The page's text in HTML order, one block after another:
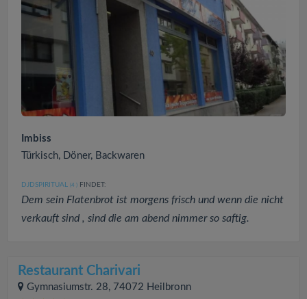
Imbiss
Türkisch, Döner, Backwaren
DJDSPIRITUAL (4 ) FINDET:
Dem sein Flatenbrot ist morgens frisch und wenn die nicht
verkauft sind , sind die am abend nimmer so saftig.
Restaurant Charivari
Gymnasiumstr. 28, 74072 Heilbronn